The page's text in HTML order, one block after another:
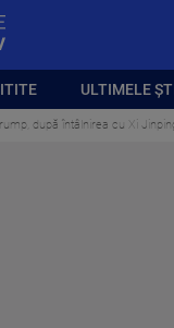
ULTIMELE
după întâlnirea cu Xi